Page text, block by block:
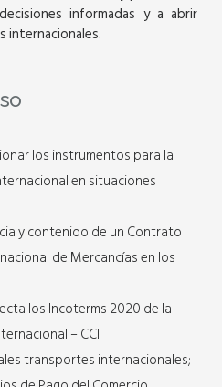
informadas y a abrir
internacionales.
los instrumentos para la
en situaciones
y contenido de un Contrato
de Mercancías en los
los Incoterms 2020 de la
– CCI.
transportes internacionales;